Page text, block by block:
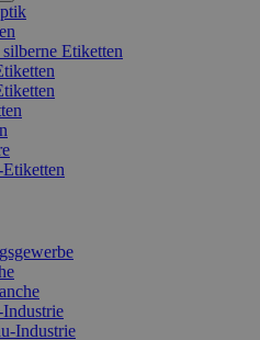
Etiketten
Etiketten
Industrie